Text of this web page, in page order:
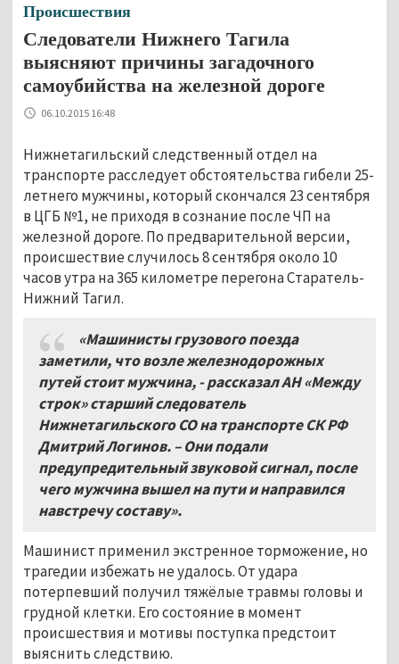
Происшествия
Следователи Нижнего Тагила
выясняют причины загадочного
самоубийства на железной дороге
06.10.2015 16:48
Нижнетагильский следственный отдел на
транспорте расследует обстоятельства гибели 25-
летнего мужчины, который скончался 23 сентября
в ЦГБ №1, не приходя в сознание после ЧП на
железной дороге. По предварительной версии,
происшествие случилось 8 сентября около 10
часов утра на 365 километре перегона Старатель-
Нижний Тагил.
«Машинисты грузового поезда
заметили, что возле железнодорожных
путей стоит мужчина, - рассказал АН «Между
строк» старший следователь
Нижнетагильского СО на транспорте СК РФ
Дмитрий Логинов. – Они подали
предупредительный звуковой сигнал, после
чего мужчина вышел на пути и направился
навстречу составу».
Машинист применил экстренное торможение, но
трагедии избежать не удалось. От удара
потерпевший получил тяжёлые травмы головы и
грудной клетки. Его состояние в момент
происшествия и мотивы поступка предстоит
выяснить следствию.